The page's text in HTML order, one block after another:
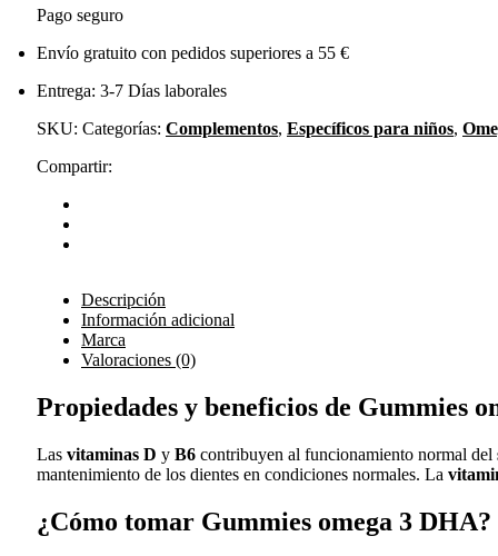
Pago seguro
Envío gratuito con pedidos superiores a 55 €
Entrega: 3-7 Días laborales
SKU: Categorías: Complementos, Específicos para niños,
Compartir:
Descripción
Información adicional
Marca
Valoraciones (0)
Propiedades y beneficios de Gummies
Las vitaminas D y B6 contribuyen al funcionamiento normal del
mantenimiento de los dientes en condiciones normales. La
¿Cómo tomar Gummies omega 3 DHA?